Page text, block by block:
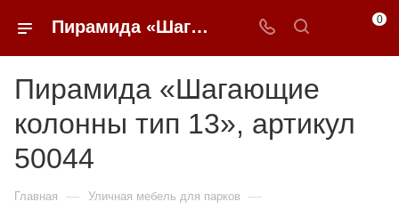
Пирамида «Шагающие колонны тип 13» купить в Москве от 732 480 ₽ - 0FFER 0
Пирамида «Шагающие
колонны тип 13», артикул
50044
Главная — Уличная мебель для парков —